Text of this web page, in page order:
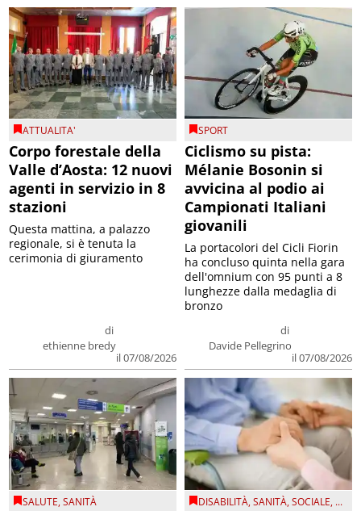
ATTUALITA'
Corpo forestale della
Valle d’Aosta: 12 nuovi
agenti in servizio in 8
stazioni
di
ethienne bredy
il 07/08/2026
Questa mattina, a palazzo
regionale, si è tenuta la
cerimonia di giuramento
SPORT
Ciclismo su pista:
Mélanie Bosonin si
avvicina al podio ai
Campionati Italiani
giovanili
di
Davide Pellegrino
il 07/08/2026
La portacolori del Cicli Fiorin
ha concluso quinta nella gara
dell'omnium con 95 punti a 8
lunghezze dalla medaglia di
bronzo
SALUTE,SANITÀ DISABILITÀ,SANITÀ,SOCIALE, ...